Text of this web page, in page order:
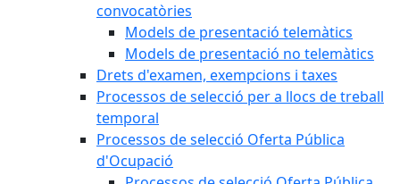
convocatòries
Models de presentació telemàtics
Models de presentació no telemàtics
Drets d'examen, exempcions i taxes
Processos de selecció per a llocs de treball
temporal
Processos de selecció Oferta Pública
d'Ocupació